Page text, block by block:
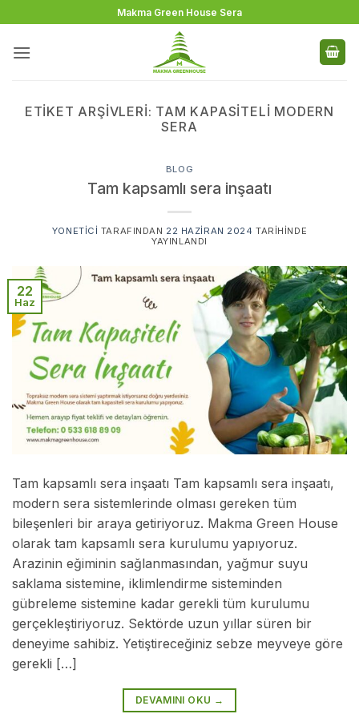
atla
Makma Green House Sera
ETIKET ARŞIVLERI: TAM KAPASITELI MODERN
SERA
BLOG
Tam kapsamlı sera inşaatı
YONETICI TARAFINDAN 22 HAZIRAN 2024 TARIHINDE
YAYINLANDI
22
Haz
Tam kapsamlı sera inşaatı Tam kapsamlı sera inşaatı,
modern sera sistemlerinde olması gereken tüm
bileşenleri bir araya getiriyoruz. Makma Green House
olarak tam kapsamlı sera kurulumu yapıyoruz.
Arazinin eğiminin sağlanmasından, yağmur suyu
saklama sistemine, iklimlendirme sisteminden
gübreleme sistemine kadar gerekli tüm kurulumu
gerçekleştiriyoruz. Sektörde uzun yıllar süren bir
deneyime sahibiz. Yetiştireceğiniz sebze meyveye göre
gerekli […]
DEVAMINI OKU →